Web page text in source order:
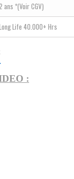
ans *(Voir CGV)
Life 40.000+ Hrs
: